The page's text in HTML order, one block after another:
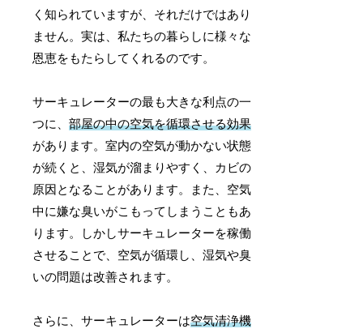
く知られていますが、それだけではあり
ません。実は、私たちの暮らしに様々な
恩恵をもたらしてくれるのです。
サーキュレーターの最も大きな利点の一
つに、部屋の中の空気を循環させる効果
があります。室内の空気が動かない状態
が続くと、湿気が溜まりやすく、カビの
原因となることがあります。また、空気
中に嫌な臭いがこもってしまうこともあ
ります。しかしサーキュレーターを稼働
させることで、空気が循環し、湿気や臭
いの問題は改善されます。
さらに、サーキュレーターは空気清浄機